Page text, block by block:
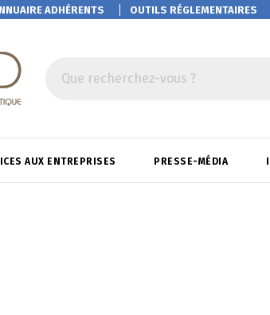
ADHÉRENTS OUTILS RÉGLEMENTAIRES
Que recherchez-vous ?
AUX ENTREPRISES PRESSE-MÉDIA